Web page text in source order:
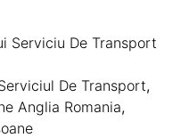
Serviciu De Transport
De Transport,
Anglia Romania,